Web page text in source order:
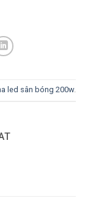
led sân bóng 200w.